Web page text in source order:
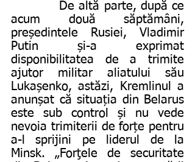
acum două săptămâni,
președintele Rusiei, Vladimir
Putin și-a exprimat
disponibilitatea de a trimite
ajutor militar aliatului său
Lukașenko, astăzi, Kremlinul a
anunșat că situația din Belarus
este sub control și nu vede
nevoia trimiterii de forțe pentru
a-l sprijini pe liderul de la
Minsk. „Forţele de securitate